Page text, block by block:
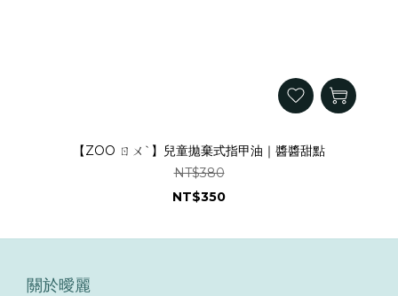
【ZOO ㄖㄨˋ】兒童拋棄式指甲油｜醬醬甜點
NT$380
NT$350
關於曖麗